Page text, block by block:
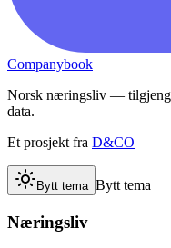
Companybook
Norsk næringsliv —
data.
Et prosjekt fra D&CO
Bytt tema Bytt tema
Næringsliv